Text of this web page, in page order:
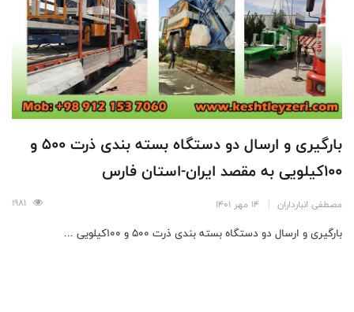
بارگیری و ارسال دو دستگاه بسته بندی ذرت 500 و
100کیلویی به مقصد ایران-استان فارس
مصطفی انبارداران 14 مهر 1401
بارگیری و ارسال دو دستگاه بسته بندی ذرت 500 و 100کیلویی ...